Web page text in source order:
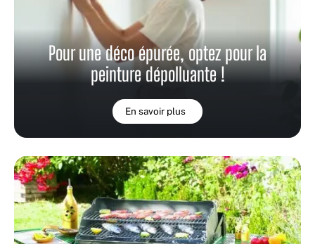
Pour une déco épurée, optez pour la
peinture dépolluante !
En savoir plus